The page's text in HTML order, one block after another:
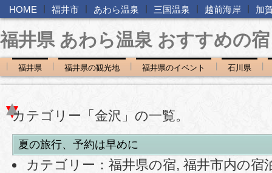
福井県 あわら温泉 おすすめの宿
HOME | 福井市 | あわら温泉 | 三国温泉 | 越前海岸 | 加
福井県 福井県の観光地 福井県のイベント 石川県
カテゴリー「金沢」の一覧。
夏の旅行、予約は早めに
カテゴリー： 福井県の宿, 福井市内の宿